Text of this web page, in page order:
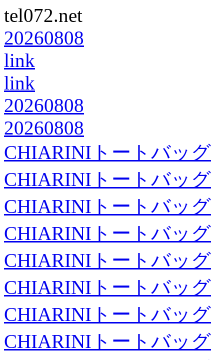
tel072.net
20260808
link
link
20260808
20260808
CHIARINIトートバッグ
CHIARINIトートバッグ
CHIARINIトートバッグ
CHIARINIトートバッグ
CHIARINIトートバッグ
CHIARINIトートバッグ
CHIARINIトートバッグ
CHIARINIトートバッグ